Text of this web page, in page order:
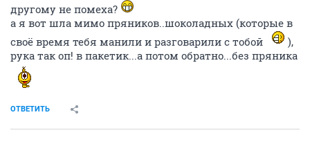
другому не помеха?
а я вот шла мимо пряников..шоколадных (которые в
своё время тебя манили и разговарили с тобой
),
рука так оп! в пакетик...а потом обратно...без пряника
ОТВЕТИТЬ